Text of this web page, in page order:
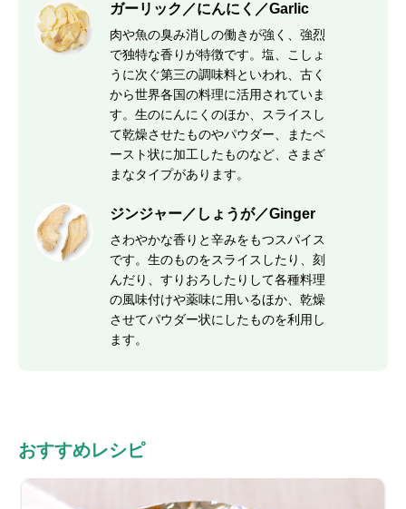
ガーリック／にんにく／Garlic
肉や魚の臭み消しの働きが強く、強烈
で独特な香りが特徴です。塩、こしょ
うに次ぐ第三の調味料といわれ、古く
から世界各国の料理に活用されていま
す。生のにんにくのほか、スライスし
て乾燥させたものやパウダー、またペ
ースト状に加工したものなど、さまざ
まなタイプがあります。
ジンジャー／しょうが／Ginger
さわやかな香りと辛みをもつスパイス
です。生のものをスライスしたり、刻
んだり、すりおろしたりして各種料理
の風味付けや薬味に用いるほか、乾燥
させてパウダー状にしたものを利用し
ます。
おすすめレシピ